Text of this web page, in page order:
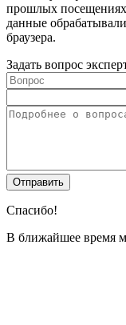
прошлых посещениях
данные
браузера.
Задать вопрос
Спасибо!
В ближайшее время